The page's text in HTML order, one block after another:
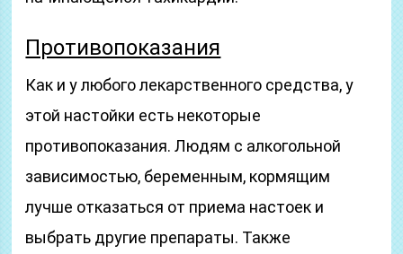
Противопоказания
Как и у любого лекарственного средства, у
этой настойки есть некоторые
противопоказания. Людям с алкогольной
зависимостью, беременным, кормящим
лучше отказаться от приема настоек и
выбрать другие препараты. Также